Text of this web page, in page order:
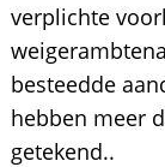
verplichte
besteedde
hebben meer
getekend..